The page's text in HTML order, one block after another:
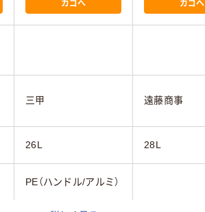
三甲 遠藤商事
26L 28L
PE（ハンドル/アルミ）